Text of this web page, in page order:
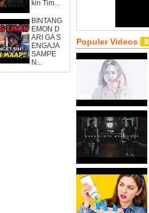
kin Tim...
BINTANG
EMON D
ARI GA S
ENGAJA
SAMPE
N...
Populer Videos